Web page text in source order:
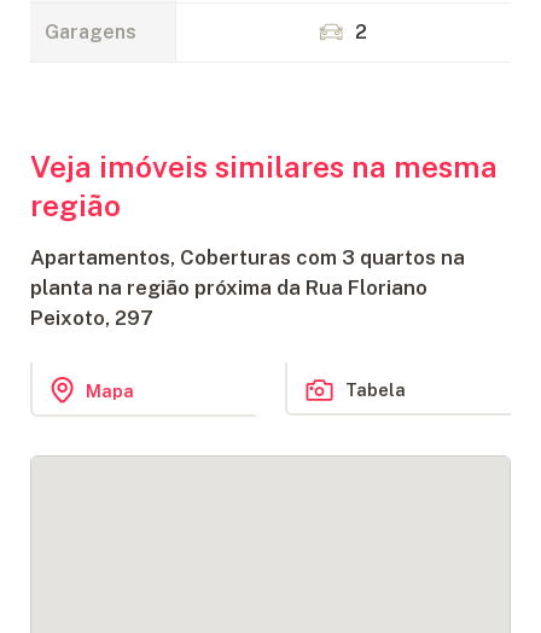
Garagens 2
Veja imóveis similares na mesma
região
Apartamentos, Coberturas com 3 quartos na
planta na região próxima da Rua Floriano
Peixoto, 297
Mapa Tabela